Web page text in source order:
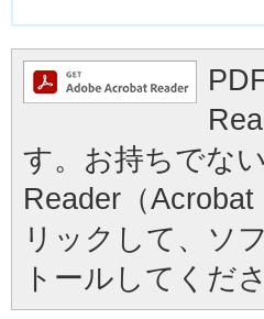
す。お持ちでな
Reader（
リックして、ソ
トールしてくださ